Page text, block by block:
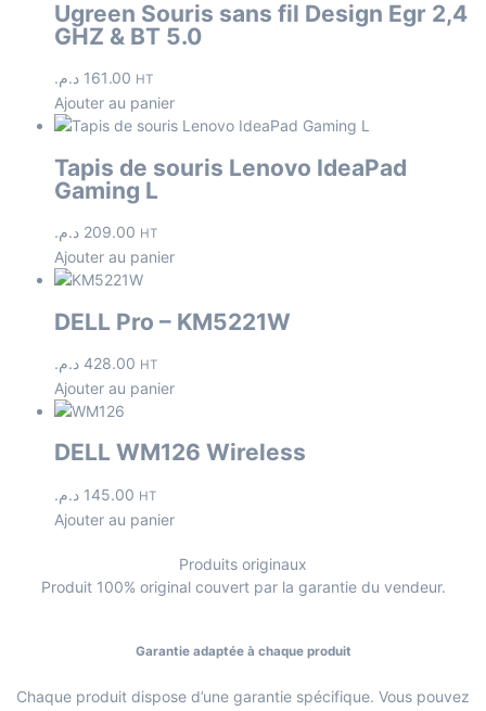
Ugreen Souris sans fil Design Egr 2,4
GHZ & BT 5.0
161.00 د.م. HT
Ajouter au panier
Tapis de souris Lenovo IdeaPad
Gaming L
209.00 د.م. HT
Ajouter au panier
DELL Pro – KM5221W
428.00 د.م. HT
Ajouter au panier
DELL WM126 Wireless
145.00 د.م. HT
Ajouter au panier
Produits originaux
Produit 100% original couvert par la garantie du vendeur.
Garantie adaptée à chaque produit
Chaque produit dispose d’une garantie spécifique. Vous pouvez